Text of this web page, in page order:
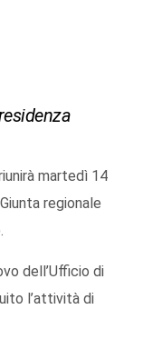
martedì 14
regionale
dell’Ufficio di
l’attività di